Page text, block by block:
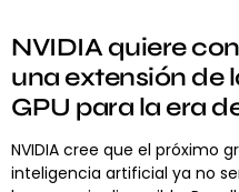
NVIDIA quiere
una extensión de
GPU para la era
NVIDIA cree que el próximo
inteligencia artificial ya no